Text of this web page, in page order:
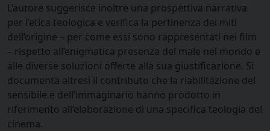
L’autore suggerisce inoltre una prospettiva narrativa
per l’etica teologica e verifica la pertinenza dei miti
dell’origine – per come essi sono rappresentati nei film
– rispetto all’enigmatica presenza del male nel mondo e
alle diverse soluzioni offerte alla sua giustificazione. Si
documenta altresì il contributo che la riabilitazione del
sensibile e dell’immaginario hanno prodotto in
riferimento all’elaborazione di una specifica teologia del
cinema.